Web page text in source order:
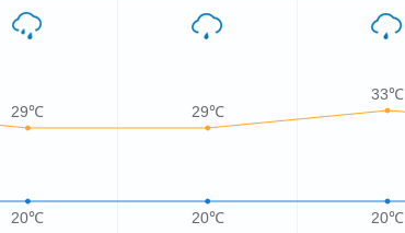
29℃
29℃
33℃
20℃ 20℃ 20℃